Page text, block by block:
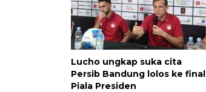
Lucho ungkap suka cita
Persib Bandung lolos ke final
Piala Presiden